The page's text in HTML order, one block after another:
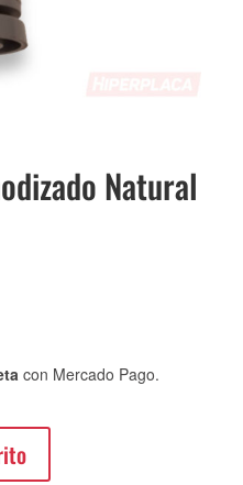
Natural
con Mercado Pago.